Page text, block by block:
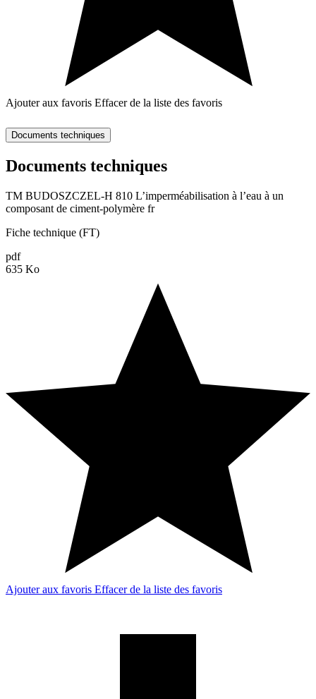
Ajouter aux favoris Effacer de la liste des favoris
Documents techniques
Documents techniques
TM BUDOSZCZEL-H 810 L’imperméabilisation à l’eau à un
composant de ciment-polymère fr
Fiche technique (FT)
pdf
635 Ko
Ajouter aux favoris Effacer de la liste des favoris